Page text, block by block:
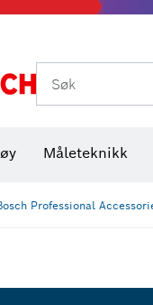
Søk
Måleteknikk
Professional